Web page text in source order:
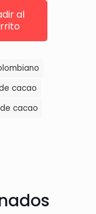
al
cacao
cacao